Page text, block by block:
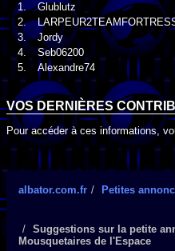
1.
Glublutz
2.
3.
Jordy
4.
Seb06200
5.
Alexandre74
VOS DERNIÈRES
Pour accéder à ces informations,
albator.com.fr Petites
Suggestions sur la petite
Mousquetaires de l'Espace